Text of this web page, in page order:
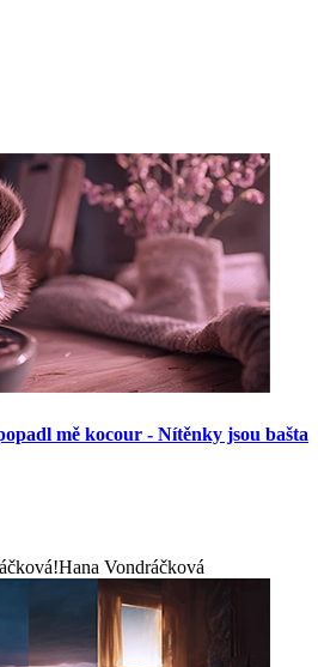
mě kocour - Nítěnky jsou bašta
Hana Vondráčková